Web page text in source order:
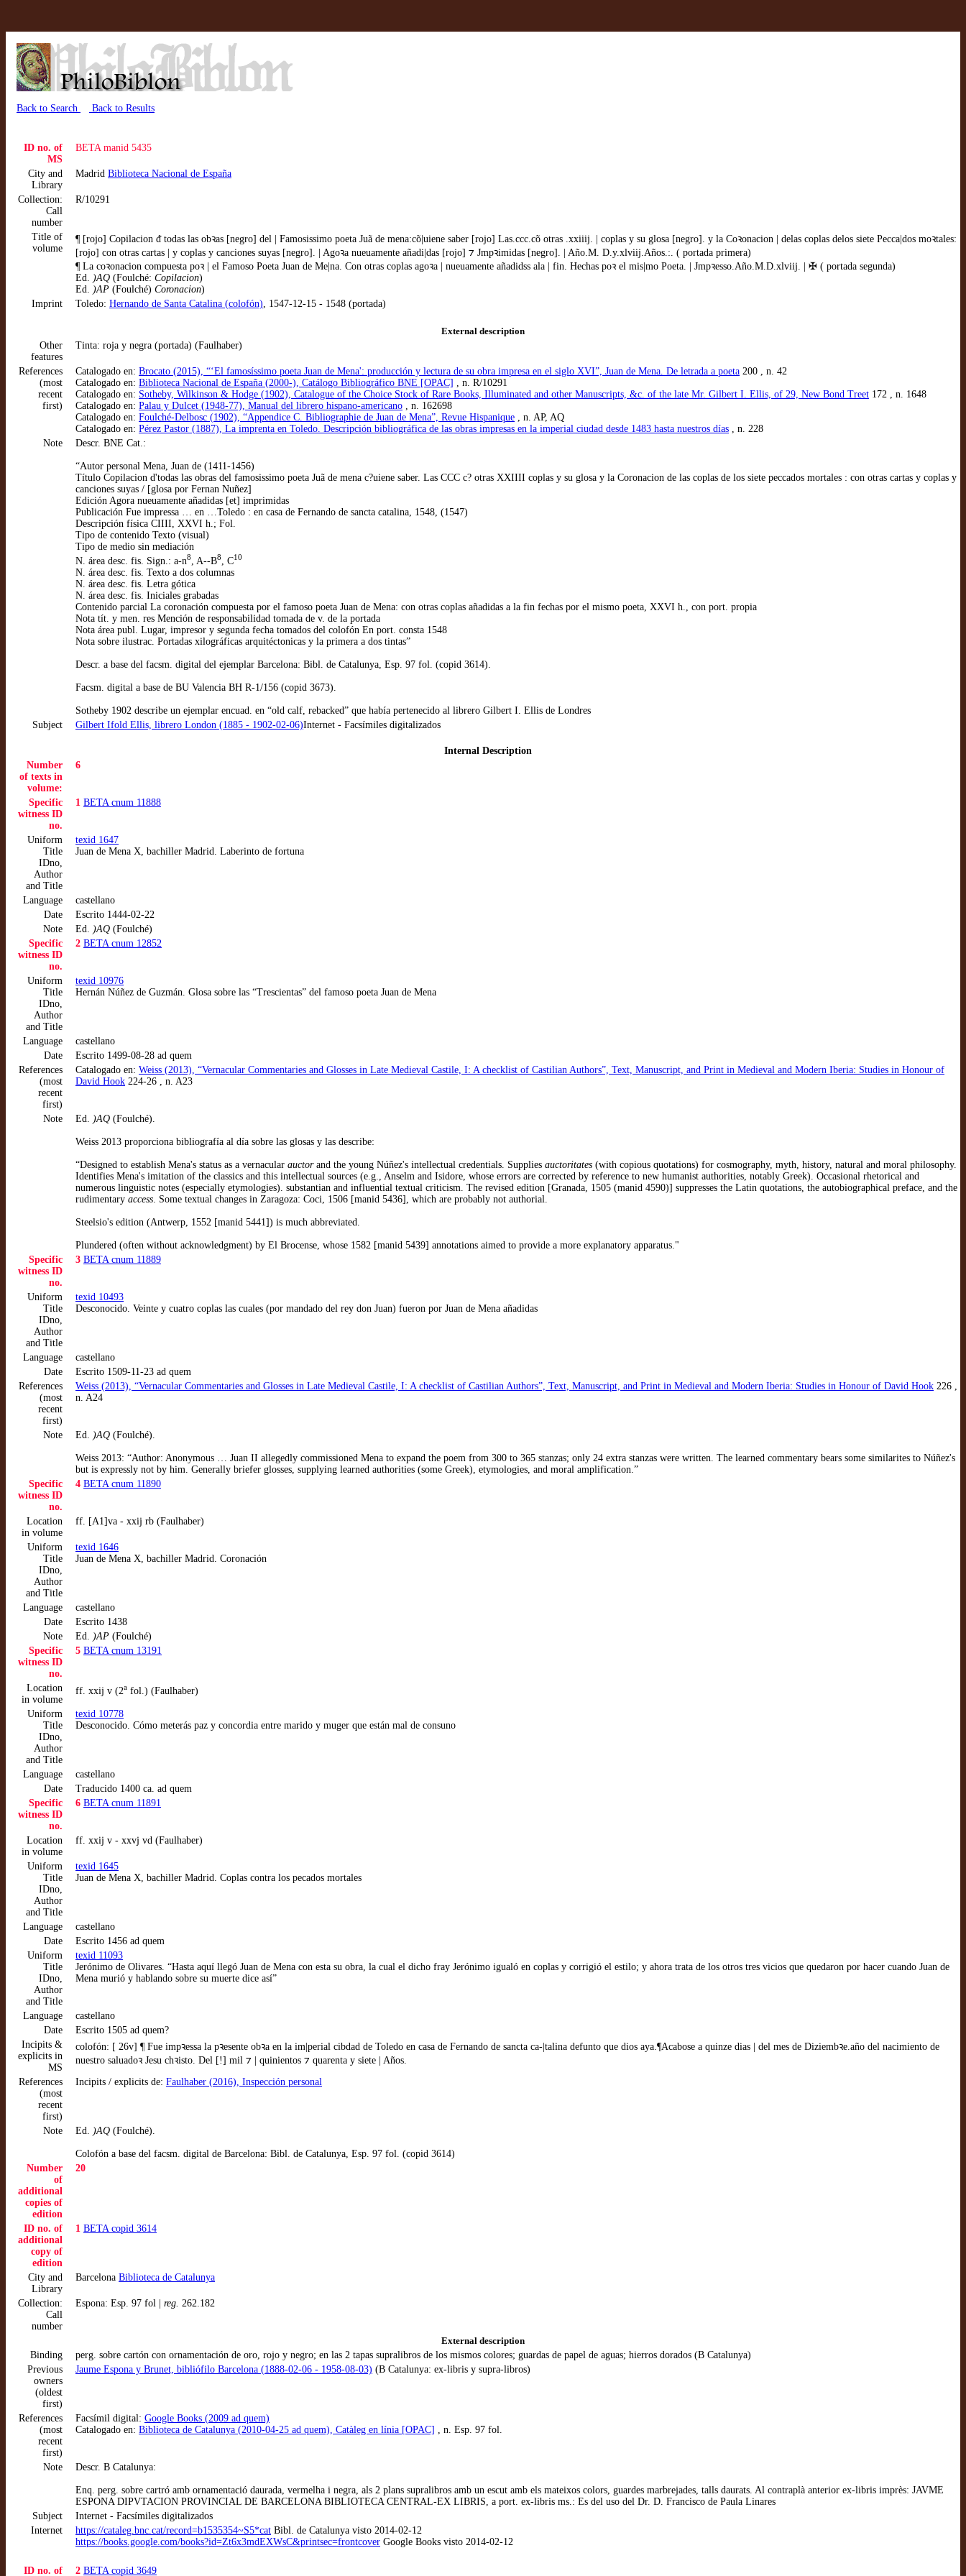
Back to Search Back to Results
ID no. of
MS
BETA manid 5435
City and
Library
Madrid Biblioteca Nacional de España
Collection:
Call
number
R/10291
Title of
volume
¶ [rojo] Copilacion ᵭ todas las obꝛas [negro] del | Famosissimo poeta Juã de mena:cõ|uiene saber [rojo] Las.ccc.cõ otras .xxiiij. | coplas y su glosa [negro]. y la Coꝛonacion | delas coplas delos siete Pecca|dos moꝛtales:
[rojo] con otras cartas | y coplas y canciones suyas [negro]. | Agoꝛa nueuamente añadi|das [rojo] ⁊ Jmpꝛimidas [negro]. | Año.M. D.y.xlviij.Años.:. ( portada primera)
¶ La coꝛonacion compuesta poꝛ | el Famoso Poeta Juan de Me|na. Con otras coplas agoꝛa | nueuamente añadidss ala | fin. Hechas poꝛ el mis|mo Poeta. | Jmpꝛesso.Año.M.D.xlviij. | ✠ ( portada segunda)
Ed. )AQ (Foulché: Copilacion)
Ed. )AP (Foulché) Coronacion)
Imprint
Toledo: Hernando de Santa Catalina (colofón), 1547-12-15 - 1548 (portada)
External description
Other
features
Tinta: roja y negra (portada) (Faulhaber)
References
(most
recent
first)
Catalogado en: Brocato (2015), “‘El famosíssimo poeta Juan de Mena': producción y lectura de su obra impresa en el siglo XVI”, Juan de Mena. De letrada a poeta 200 , n. 42
Catalogado en: Biblioteca Nacional de España (2000-), Catálogo Bibliográfico BNE [OPAC] , n. R/10291
Catalogado en: Sotheby, Wilkinson & Hodge (1902), Catalogue of the Choice Stock of Rare Books, Illuminated and other Manuscripts, &c. of the late Mr. Gilbert I. Ellis, of 29, New Bond Treet 172 , n. 1648
Catalogado en: Palau y Dulcet (1948-77), Manual del librero hispano-americano , n. 162698
Catalogado en: Foulché-Delbosc (1902), “Appendice C. Bibliographie de Juan de Mena”, Revue Hispanique , n. AP, AQ
Catalogado en: Pérez Pastor (1887), La imprenta en Toledo. Descripción bibliográfica de las obras impresas en la imperial ciudad desde 1483 hasta nuestros días , n. 228
Note
Descr. BNE Cat.:
“Autor personal Mena, Juan de (1411-1456)
Título Copilacion d'todas las obras del famosissimo poeta Juã de mena c?uiene saber. Las CCC c? otras XXIIII coplas y su glosa y la Coronacion de las coplas de los siete peccados mortales : con otras cartas y coplas y
canciones suyas / [glosa por Fernan Nuñez]
Edición Agora nueuamente añadidas [et] imprimidas
Publicación Fue impressa … en …Toledo : en casa de Fernando de sancta catalina, 1548, (1547)
Descripción física CIIII, XXVI h.; Fol.
Tipo de contenido Texto (visual)
Tipo de medio sin mediación
N. área desc. fis. Sign.: a-n8 , A--B8 , C10
N. área desc. fis. Texto a dos columnas
N. área desc. fis. Letra gótica
N. área desc. fis. Iniciales grabadas
Contenido parcial La coronación compuesta por el famoso poeta Juan de Mena: con otras coplas añadidas a la fin fechas por el mismo poeta, XXVI h., con port. propia
Nota tít. y men. res Mención de responsabilidad tomada de v. de la portada
Nota área publ. Lugar, impresor y segunda fecha tomados del colofón En port. consta 1548
Nota sobre ilustrac. Portadas xilográficas arquitéctonicas y la primera a dos tintas”
Descr. a base del facsm. digital del ejemplar Barcelona: Bibl. de Catalunya, Esp. 97 fol. (copid 3614).
Facsm. digital a base de BU Valencia BH R-1/156 (copid 3673).
Sotheby 1902 describe un ejemplar encuad. en “old calf, rebacked” que había pertenecido al librero Gilbert I. Ellis de Londres
Subject
Gilbert Ifold Ellis, librero London (1885 - 1902-02-06)Internet - Facsímiles digitalizados
Internal Description
Number
of texts in
volume:
6
Specific
witness ID
no.
1 BETA cnum 11888
Uniform
Title
IDno,
Author
and Title
texid 1647
Juan de Mena X, bachiller Madrid. Laberinto de fortuna
Language
castellano
Date
Escrito 1444-02-22
Note
Ed. )AQ (Foulché)
Specific
witness ID
no.
2 BETA cnum 12852
Uniform
Title
IDno,
Author
and Title
texid 10976
Hernán Núñez de Guzmán. Glosa sobre las “Trescientas” del famoso poeta Juan de Mena
Language
castellano
Date
Escrito 1499-08-28 ad quem
References
(most
recent
first)
Catalogado en: Weiss (2013), “Vernacular Commentaries and Glosses in Late Medieval Castile, I: A checklist of Castilian Authors”, Text, Manuscript, and Print in Medieval and Modern Iberia: Studies in Honour of
David Hook 224-26 , n. A23
Note Ed. )AQ (Foulché).
Weiss 2013 proporciona bibliografía al día sobre las glosas y las describe:
“Designed to establish Mena's status as a vernacular auctorand the young Núñez's intellectual credentials. Supplies auctoritates (with copious quotations) for cosmography, myth, history, natural and moral philosophy.
Identifies Mena's imitation of the classics and this intellectual sources (e.g., Anselm and Isidore, whose errors are corrected by reference to new humanist authorities, notably Greek). Occasional rhetorical and
numerous linguistic notes (especially etymologies). substantian and influential textual criticism. The revised edition [Granada, 1505 (manid 4590)] suppresses the Latin quotations, the autobiographical preface, and the
rudimentary access. Some textual changes in Zaragoza: Coci, 1506 [manid 5436], which are probably not authorial.
Steelsio's edition (Antwerp, 1552 [manid 5441]) is much abbreviated.
Plundered (often without acknowledgment) by El Brocense, whose 1582 [manid 5439] annotations aimed to provide a more explanatory apparatus."
Specific
witness ID
no.
3 BETA cnum 11889
Uniform
Title
IDno,
Author
and Title
texid 10493
Desconocido. Veinte y cuatro coplas las cuales (por mandado del rey don Juan) fueron por Juan de Mena añadidas
Language
castellano
Date
Escrito 1509-11-23 ad quem
References
(most
recent
first)
Weiss (2013), “Vernacular Commentaries and Glosses in Late Medieval Castile, I: A checklist of Castilian Authors”, Text, Manuscript, and Print in Medieval and Modern Iberia: Studies in Honour of David Hook 226 ,
n. A24
Note Ed. )AQ (Foulché).
Weiss 2013: “Author: Anonymous … Juan II allegedly commissioned Mena to expand the poem from 300 to 365 stanzas; only 24 extra stanzas were written. The learned commentary bears some similarites to Núñez's
but is expressly not by him. Generally briefer glosses, supplying learned authorities (some Greek), etymologies, and moral amplification.”
Specific
witness ID
no.
4 BETA cnum 11890
Location
in volume
ff. [A1]va - xxij rb (Faulhaber)
Uniform
Title
IDno,
Author
and Title
texid 1646
Juan de Mena X, bachiller Madrid. Coronación
Language
castellano
Date
Escrito 1438
Note
Ed. )AP (Foulché)
Specific
witness ID
no.
5 BETA cnum 13191
Location
in volume
ff. xxij v (2a fol.) (Faulhaber)
Uniform
Title
IDno,
Author
and Title
texid 10778
Desconocido. Cómo meterás paz y concordia entre marido y muger que están mal de consuno
Language
castellano
Date
Traducido 1400 ca. ad quem
Specific
witness ID
no.
6 BETA cnum 11891
Location
in volume
ff. xxij v - xxvj vd (Faulhaber)
Uniform
Title
IDno,
Author
and Title
texid 1645
Juan de Mena X, bachiller Madrid. Coplas contra los pecados mortales
Language
castellano
Date
Escrito 1456 ad quem
Uniform
Title
IDno,
Author
and Title
texid 11093
Jerónimo de Olivares. “Hasta aquí llegó Juan de Mena con esta su obra, la cual el dicho fray Jerónimo igualó en coplas y corrigió el estilo; y ahora trata de los otros tres vicios que quedaron por hacer cuando Juan de
Mena murió y hablando sobre su muerte dice así”
Language
castellano
Date
Escrito 1505 ad quem?
Incipits &
explicits in
MS
colofón: [ 26v] ¶ Fue impꝛessa la pꝛesente obꝛa en la im|perial cibdad de Toledo en casa de Fernando de sancta ca-|talina defunto que dios aya.¶Acabose a quinze dias | del mes de Diziembꝛe.año del nacimiento de
nuestro saluadoꝛ Jesu chꝛisto. Del [!] mil ⁊ | quinientos ⁊ quarenta y siete | Años.
References
(most
recent
first)
Incipits / explicits de: Faulhaber (2016), Inspección personal
Note Ed. )AQ (Foulché).
Colofón a base del facsm. digital de Barcelona: Bibl. de Catalunya, Esp. 97 fol. (copid 3614)
Number
of
additional
copies of
edition
20
ID no. of
additional
copy of
edition
1 BETA copid 3614
City and
Library
Barcelona Biblioteca de Catalunya
Collection:
Call
number
Espona: Esp. 97 fol | reg. 262.182
External description
Binding
perg. sobre cartón con ornamentación de oro, rojo y negro; en las 2 tapas supralibros de los mismos colores; guardas de papel de aguas; hierros dorados (B Catalunya)
Previous
owners
(oldest
first)
Jaume Espona y Brunet, bibliófilo Barcelona (1888-02-06 - 1958-08-03) (B Catalunya: ex-libris y supra-libros)
References
(most
recent
first)
Facsímil digital: Google Books (2009 ad quem)
Catalogado en: Biblioteca de Catalunya (2010-04-25 ad quem), Catàleg en línia [OPAC] , n. Esp. 97 fol.
Note Descr. B Catalunya:
Enq. perg. sobre cartró amb ornamentació daurada, vermelha i negra, als 2 plans supralibros amb un escut amb els mateixos colors, guardes marbrejades, talls daurats. Al contraplà anterior ex-libris imprès: JAVME
ESPONA DIPVTACION PROVINCIAL DE BARCELONA BIBLIOTECA CENTRAL-EX LIBRIS, a port. ex-libris ms.: Es del uso del Dr. D. Francisco de Paula Linares
Subject
Internet - Facsímiles digitalizados
Internet
https://cataleg.bnc.cat/record=b1535354~S5*cat Bibl. de Catalunya visto 2014-02-12
https://books.google.com/books?id=Zt6x3mdEXWsC&printsec=frontcover Google Books visto 2014-02-12
ID no. of 2 BETA copid 3649